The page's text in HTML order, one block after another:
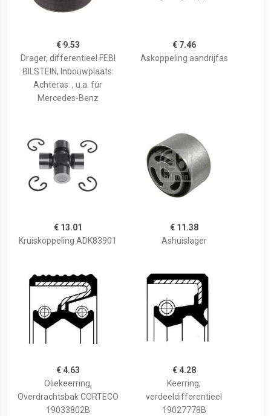
€ 9.53
Drager, differentieel FEBI
BILSTEIN, Inbouwplaats:
Achteras: , u.a. für
Mercedes-Benz
€ 7.46
Askoppeling aandrijfas
€ 13.01
Kruiskoppeling ADK83901
€ 11.38
Ashuislager
€ 4.63
Oliekeerring,
Overdrachtsbak CORTECO
19033802B
€ 4.28
Keerring,
verdeeldifferentieel
19027778B